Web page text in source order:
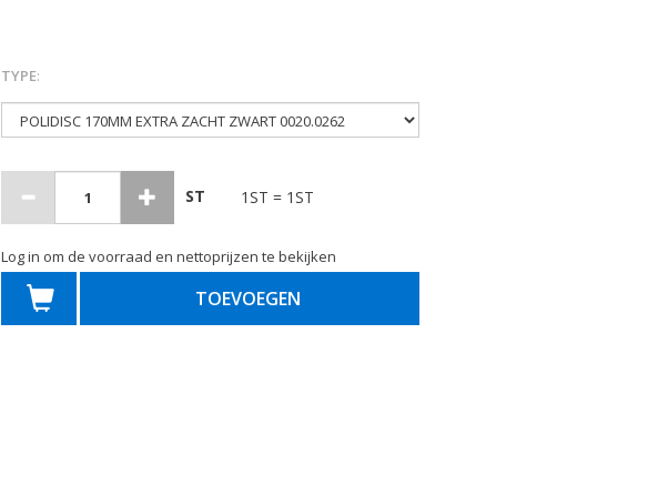
TYPE:
ST 1ST = 1ST
Log in om de voorraad en nettoprijzen te bekijken
TOEVOEGEN